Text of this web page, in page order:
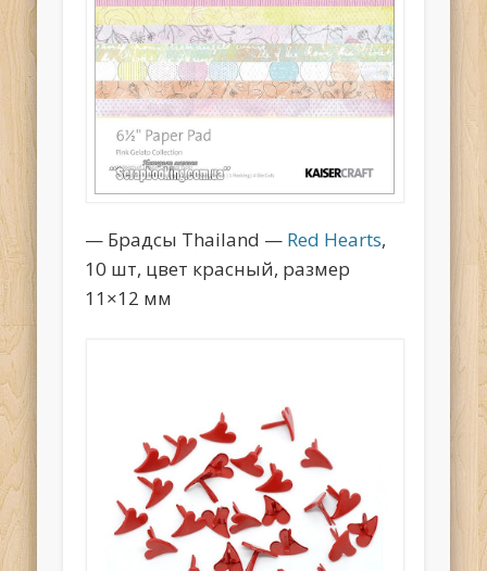
— Брадсы Thailand — Red Hearts,
10 шт, цвет красный, размер
11×12 мм